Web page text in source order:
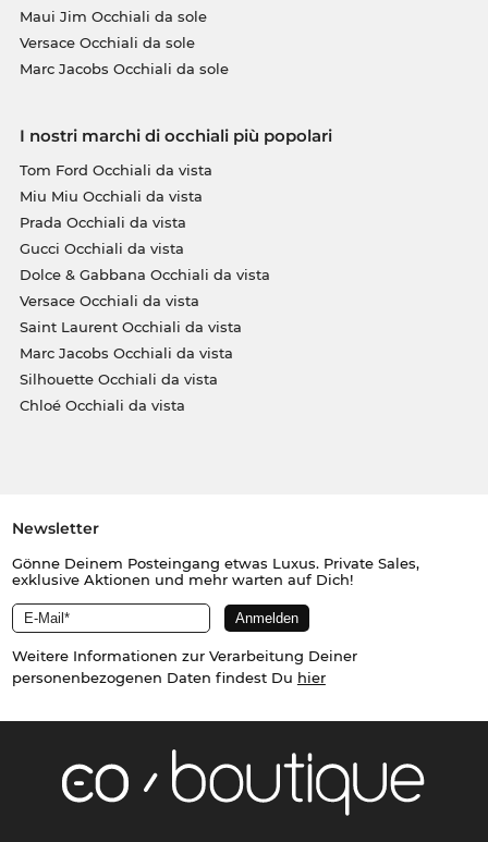
Maui Jim Occhiali da sole
Versace Occhiali da sole
Marc Jacobs Occhiali da sole
I nostri marchi di occhiali più popolari
Tom Ford Occhiali da vista
Miu Miu Occhiali da vista
Prada Occhiali da vista
Gucci Occhiali da vista
Dolce & Gabbana Occhiali da vista
Versace Occhiali da vista
Saint Laurent Occhiali da vista
Marc Jacobs Occhiali da vista
Silhouette Occhiali da vista
Chloé Occhiali da vista
Newsletter
Gönne Deinem Posteingang etwas Luxus. Private Sales,
exklusive Aktionen und mehr warten auf Dich!
Weitere Informationen zur Verarbeitung Deiner
personenbezogenen Daten findest Du hier